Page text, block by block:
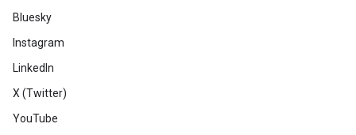
Bluesky
Instagram
LinkedIn
X (Twitter)
YouTube